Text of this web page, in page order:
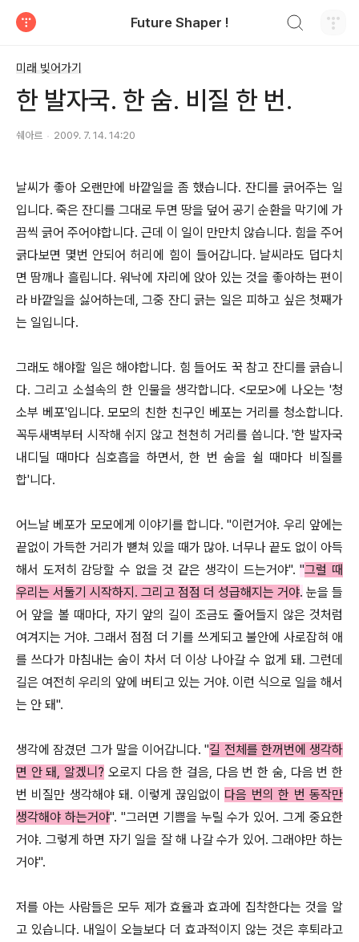
Future Shaper !
미래 빚어가기
한 발자국. 한 숨. 비질 한 번.
쉐아르 2009. 7. 14. 14:20
날씨가 좋아 오랜만에 바깥일을 좀 했습니다. 잔디를 긁어주는 일
입니다. 죽은 잔디를 그대로 두면 땅을 덮어 공기 순환을 막기에 가
끔씩 긁어 주어야합니다. 근데 이 일이 만만치 않습니다. 힘을 주어
긁다보면 몇번 안되어 허리에 힘이 들어갑니다. 날씨라도 덥다치
면 땀깨나 흘립니다. 워낙에 자리에 앉아 있는 것을 좋아하는 편이
라 바깥일을 싫어하는데, 그중 잔디 긁는 일은 피하고 싶은 첫째가
는 일입니다.
그래도 해야할 일은 해야합니다. 힘 들어도 꾹 참고 잔디를 긁습니
다. 그리고 소설속의 한 인물을 생각합니다. <모모>에 나오는 '청
소부 베포'입니다. 모모의 친한 친구인 베포는 거리를 청소합니다.
꼭두새벽부터 시작해 쉬지 않고 천천히 거리를 씁니다. '한 발자국
내디딜 때마다 심호흡을 하면서, 한 번 숨을 쉴 때마다 비질를
합'니다.
어느날 베포가 모모에게 이야기를 합니다. "이런거야. 우리 앞에는
끝없이 가득한 거리가 뼏쳐 있을 때가 많아. 너무나 끝도 없이 아득
해서 도저히 감당할 수 없을 것 같은 생각이 드는거야"."그럴 때
우리는 서둘기 시작하지. 그리고 점점 더 성급해지는 거야. 눈을 들
어 앞을 볼 때마다, 자기 앞의 길이 조금도 줄어들지 않은 것처럼
여겨지는 거야. 그래서 점점 더 기를 쓰게되고 불안에 사로잡혀 애
를 쓰다가 마침내는 숨이 차서 더 이상 나아갈 수 없게 돼. 그런데
길은 여전히 우리의 앞에 버티고 있는 거야. 이런 식으로 일을 해서
는 안 돼".
생각에 잠겼던 그가 말을 이어갑니다. "길 전체를 한꺼번에 생각하
면 안 돼, 알겠니? 오로지 다음 한 걸음, 다음 번 한 숨, 다음 번 한
번 비질만 생각해야 돼. 이렇게 끊임없이 다음 번의 한 번 동작만
생각해야 하는거야". "그러면 기쁨을 누릴 수가 있어. 그게 중요한
거야. 그렇게 하면 자기 일을 잘 해 나갈 수가 있어. 그래야만 하는
거야".
저를 아는 사람들은 모두 제가 효율과 효과에 집착한다는 것을 알
고 있습니다. 내일이 오늘보다 더 효과적이지 않는 것은 후퇴라고